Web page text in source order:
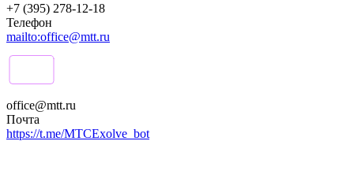
+7 (395) 278-12-18
Телефон
mailto:office@mtt.ru
office@mtt.ru
Почта
https://t.me/MTCExolve_bot